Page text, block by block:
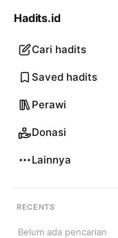
Hadits.id
Cari hadits
Saved hadits
Perawi
Donasi
Lainnya
RECENTS
Belum ada pencarian